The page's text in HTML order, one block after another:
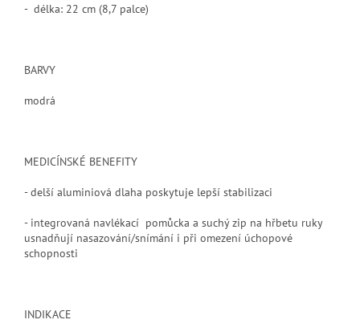
- délka: 22 cm (8,7 palce)
BARVY
modrá
MEDICÍNSKÉ BENEFITY
- delší aluminiová dlaha poskytuje lepší stabilizaci
- integrovaná navlékací pomůcka a suchý zip na hřbetu ruky
usnadňují nasazování/snímání i při omezení úchopové
schopnosti
INDIKACE